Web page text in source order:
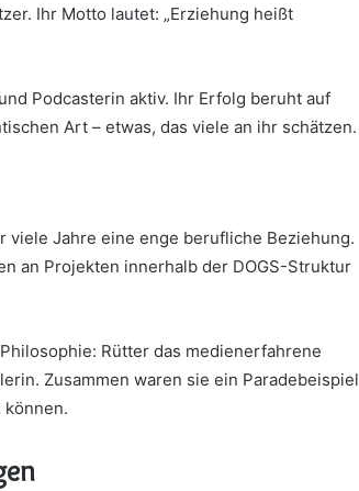
Ihr Motto lautet: „Erziehung heißt
Podcasterin aktiv. Ihr Erfolg beruht auf
Art – etwas, das viele an ihr schätzen.
Jahre eine enge berufliche Beziehung.
an Projekten innerhalb der DOGS-Struktur
Rütter das medienerfahrene
Zusammen waren sie ein Paradebeispiel
können.